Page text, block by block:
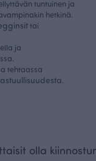
tuntuinen ja
hetkinä.
tai
ja
tehtaassa
.
olla